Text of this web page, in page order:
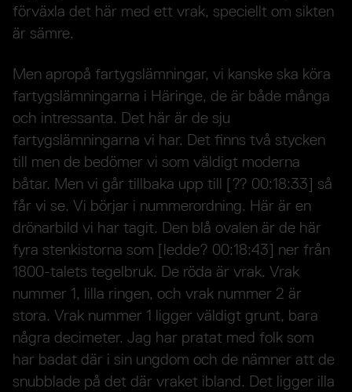
förväxla det här med ett vrak, speciellt om sikten
är sämre.
Men apropå fartygslämningar, vi kanske ska köra
fartygslämningarna i Häringe, de är både många
och intressanta. Det här är de sju
fartygslämningarna vi har. Det finns två stycken
till men de bedömer vi som väldigt moderna
båtar. Men vi går tillbaka upp till [?? 00:18:33] så
får vi se. Vi börjar i nummerordning. Här är en
drönarbild vi har tagit. Den blå ovalen är de här
fyra stenkistorna som [ledde? 00:18:43] ner från
1800-talets tegelbruk. De röda är vrak. Vrak
nummer 1, lilla ringen, och vrak nummer 2 är
stora. Vrak nummer 1 ligger väldigt grunt, bara
några decimeter. Jag har pratat med folk som
har badat där i sin ungdom och de nämner att de
snubblade på det där vraket ibland. Det ligger illa